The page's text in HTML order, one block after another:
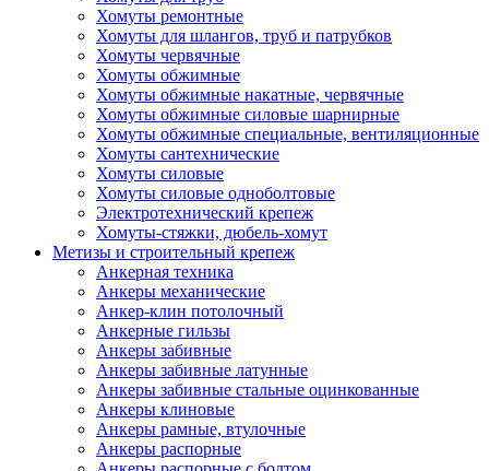
Хомуты ремонтные
Хомуты для шлангов, труб и патрубков
Хомуты червячные
Хомуты обжимные
Хомуты обжимные накатные, червячные
Хомуты обжимные силовые шарнирные
Хомуты обжимные специальные, вентиляционные
Хомуты сантехнические
Хомуты силовые
Хомуты силовые одноболтовые
Электротехнический крепеж
Хомуты-стяжки, дюбель-хомут
Метизы и строительный крепеж
Анкерная техника
Анкеры механические
Анкер-клин потолочный
Анкерные гильзы
Анкеры забивные
Анкеры забивные латунные
Анкеры забивные стальные оцинкованные
Анкеры клиновые
Анкеры рамные, втулочные
Анкеры распорные